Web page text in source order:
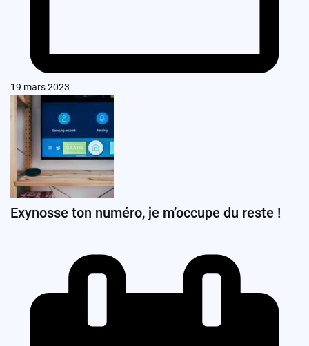
19 mars 2023
Exynosse ton numéro, je m’occupe du reste !